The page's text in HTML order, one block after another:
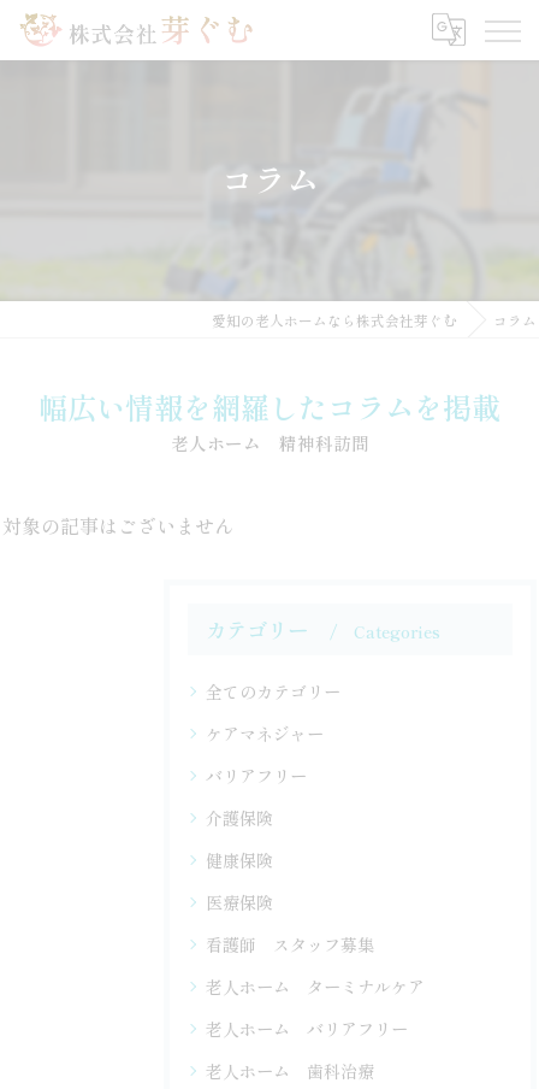
コラム
愛知の老人ホームなら株式会社芽ぐむ コラム
幅広い情報を網羅したコラムを掲載
老人ホーム 精神科訪問
対象の記事はございません
カテゴリー Categories
全てのカテゴリー
ケアマネジャー
バリアフリー
介護保険
健康保険
医療保険
看護師 スタッフ募集
老人ホーム ターミナルケア
老人ホーム バリアフリー
老人ホーム 歯科治療